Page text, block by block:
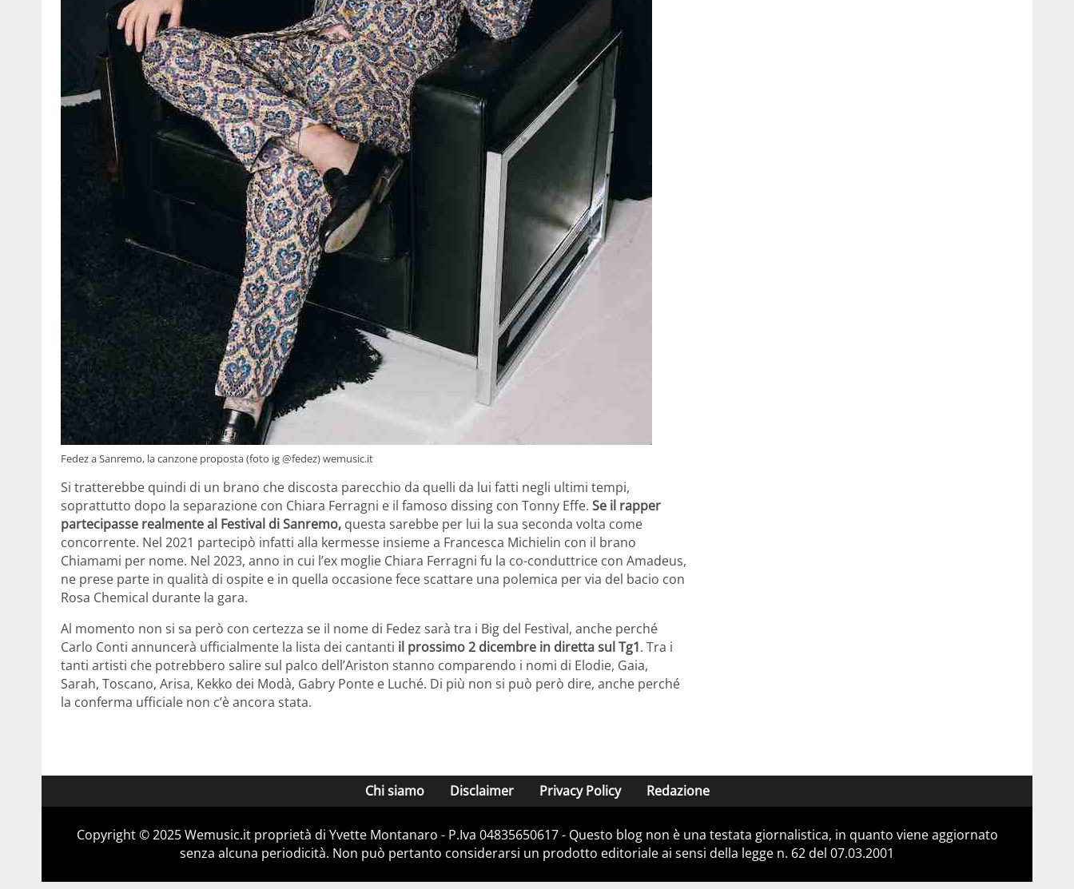
Fedez a Sanremo, la canzone proposta (foto ig @fedez) wemusic.it
Si tratterebbe quindi di un brano che discosta parecchio da quelli da lui fatti negli ultimi tempi,
soprattutto dopo la separazione con Chiara Ferragni e il famoso dissing con Tonny Effe. Se il rapper
partecipasse realmente al Festival di Sanremo, questa sarebbe per lui la sua seconda volta come
concorrente. Nel 2021 partecipò infatti alla kermesse insieme a Francesca Michielin con il brano
Chiamami per nome. Nel 2023, anno in cui l’ex moglie Chiara Ferragni fu la co-conduttrice con Amadeus,
ne prese parte in qualità di ospite e in quella occasione fece scattare una polemica per via del bacio con
Rosa Chemical durante la gara.
Al momento non si sa però con certezza se il nome di Fedez sarà tra i Big del Festival, anche perché
Carlo Conti annuncerà ufficialmente la lista dei cantanti il prossimo 2 dicembre in diretta sul Tg1. Tra i
tanti artisti che potrebbero salire sul palco dell’Ariston stanno comparendo i nomi di Elodie, Gaia,
Sarah, Toscano, Arisa, Kekko dei Modà, Gabry Ponte e Luché. Di più non si può però dire, anche perché
la conferma ufficiale non c’è ancora stata.
Chi siamo Disclaimer Privacy Policy Redazione
Copyright © 2025 Wemusic.it proprietà di Yvette Montanaro - P.Iva 04835650617 - Questo blog non è una testata giornalistica, in quanto viene aggiornato
senza alcuna periodicità. Non può pertanto considerarsi un prodotto editoriale ai sensi della legge n. 62 del 07.03.2001